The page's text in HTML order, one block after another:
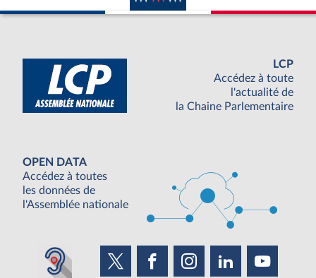
LCP
Accédez à toute
l'actualité de
la Chaine Parlementaire
OPEN DATA
Accédez à toutes
les données de
l'Assemblée nationale